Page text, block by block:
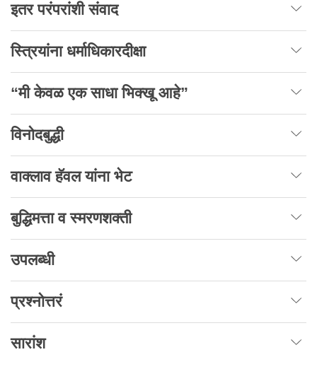
इतर परंपरांशी संवाद
स्त्रियांना धर्माधिकारदीक्षा
“मी केवळ एक साधा भिक्खू आहे”
विनोदबुद्धी
वाक्लाव हॅवल यांना भेट
बुद्धिमत्ता व स्मरणशक्ती
उपलब्धी
प्रश्नोत्तरं
सारांश